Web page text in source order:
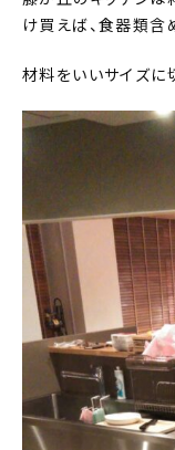
け買えば、食器類含
材料をいいサイズに